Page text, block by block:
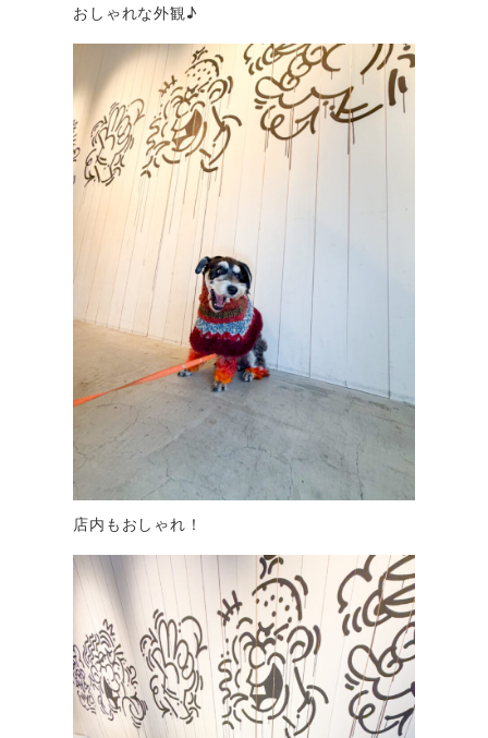
おしゃれな外観♪
店内もおしゃれ！